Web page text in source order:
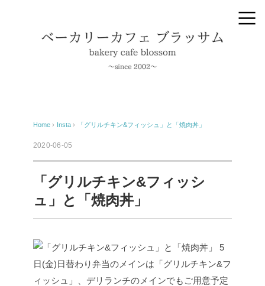
Home › Insta › 「グリルチキン&フィッシュ」と「焼肉丼」
2020-06-05
「グリルチキン&フィッシ
ュ」と「焼肉丼」